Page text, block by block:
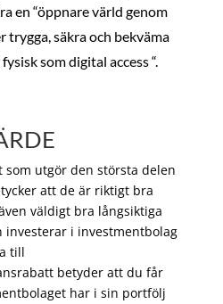
en “öppnare värld genom
trygga, säkra och bekväma
som digital access “.
som utgör den största delen
att de är riktigt bra
väldigt bra långsiktiga
investerar i investmentbolag
till
betyder att du får
har i sin portfölj